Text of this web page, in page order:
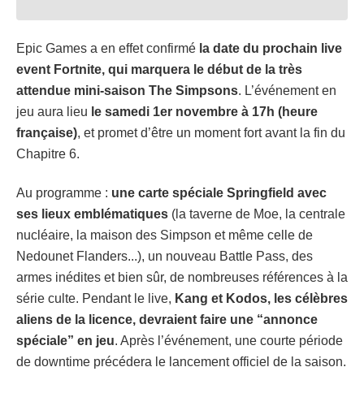
Epic Games a en effet confirmé la date du prochain live
event Fortnite, qui marquera le début de la très
attendue mini-saison The Simpsons. L’événement en
jeu aura lieu le samedi 1er novembre à 17h (heure
française), et promet d’être un moment fort avant la fin du
Chapitre 6.
Au programme : une carte spéciale Springfield avec
ses lieux emblématiques (la taverne de Moe, la centrale
nucléaire, la maison des Simpson et même celle de
Nedounet Flanders...), un nouveau Battle Pass, des
armes inédites et bien sûr, de nombreuses références à la
série culte. Pendant le live, Kang et Kodos, les célèbres
aliens de la licence, devraient faire une “annonce
spéciale” en jeu. Après l’événement, une courte période
de downtime précédera le lancement officiel de la saison.